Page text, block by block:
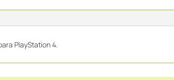
PlayStation 4.